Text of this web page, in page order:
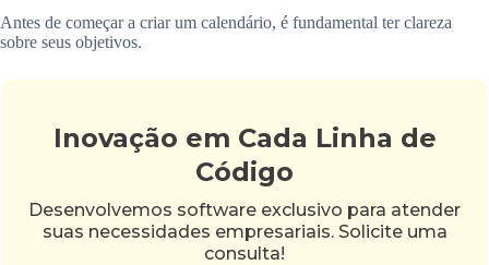
Antes de começar a criar um calendário, é fundamental ter clareza
sobre seus objetivos.
Inovação em Cada Linha de
Código
Desenvolvemos software exclusivo para atender
suas necessidades empresariais. Solicite uma
consulta!